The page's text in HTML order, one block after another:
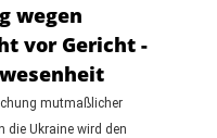
wegen
vor Gericht -
mutmaßlicher
die Ukraine wird den